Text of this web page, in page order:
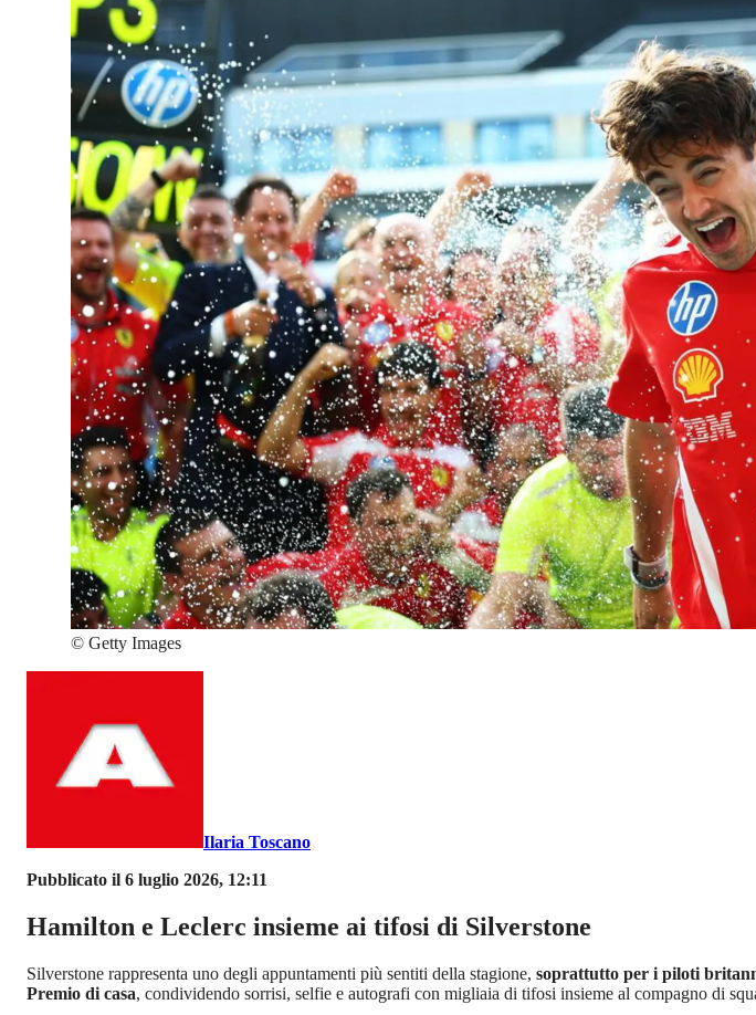
© Getty Images
Ilaria Toscano
Pubblicato il 6 luglio 2026, 12:11
Hamilton e Leclerc insieme ai tifosi di Silverstone
Silverstone rappresenta uno degli appuntamenti più sentiti della stagione, soprattutto per i piloti
Premio di casa, condividendo sorrisi, selfie e autografi con migliaia di tifosi insieme al compagno di